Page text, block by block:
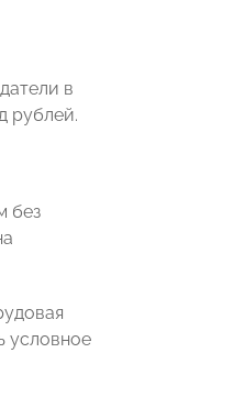
в
рублей.
без
условное